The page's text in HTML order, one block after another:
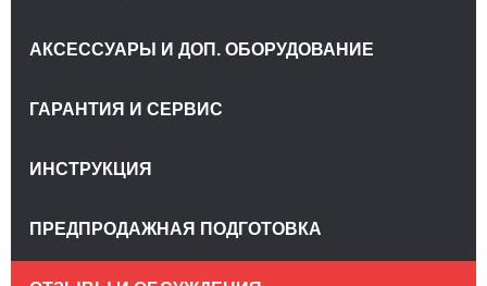
АКСЕССУАРЫ И ДОП. ОБОРУДОВАНИЕ
ГАРАНТИЯ И СЕРВИС
ИНСТРУКЦИЯ
ПРЕДПРОДАЖНАЯ ПОДГОТОВКА